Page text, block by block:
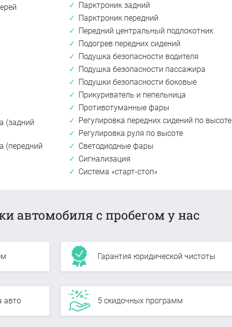
(задний
(передний
Парктроник задний
Парктроник передний
Передний центральный подлокотник
Подогрев передних сидений
Подушка безопасности водителя
Подушка безопасности пассажира
Подушки безопасности боковые
Прикуриватель и пепельница
Противотуманные фары
Регулировка передних сидений по высоте
Регулировка руля по высоте
Светодиодные фары
Сигнализация
Система «старт-стоп»
автомобиля с пробегом у нас
Гарантия юридической чистоты
авто 5 скидочных программ